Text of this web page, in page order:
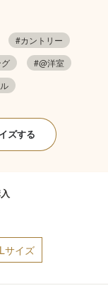
#カントリー
#@洋室
ズする
Lサイズ